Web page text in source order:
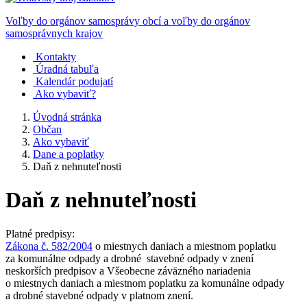
Voľby do orgánov samosprávy obcí a voľby do orgánov
samosprávnych krajov
Kontakty
Úradná tabuľa
Kalendár podujatí
Ako vybaviť?
Úvodná stránka
Občan
Ako vybaviť
Dane a poplatky
Daň z nehnuteľnosti
Daň z nehnuteľnosti
Platné predpisy:
Zákona č. 582/2004 o miestnych daniach a miestnom poplatku
za komunálne odpady a drobné stavebné odpady v znení
neskorších predpisov a Všeobecne záväzného nariadenia
o miestnych daniach a miestnom poplatku za komunálne odpady
a drobné stavebné odpady v platnom znení.